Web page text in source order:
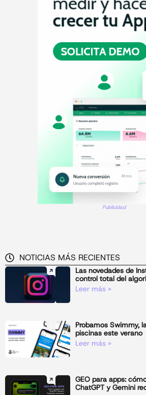
Publicidad
NOTICIAS MÁS RECIENTES
Las novedades de
control total del
Leer más »
Probamos Swimmy,
piscinas este verano
Leer más »
GEO para apps:
ChatGPT y Gemini